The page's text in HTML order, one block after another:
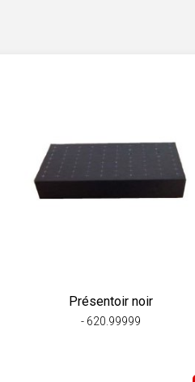
Présentoir noir
- 620.99999